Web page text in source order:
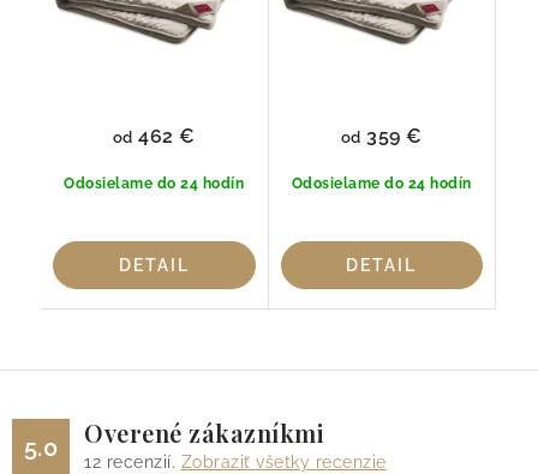
Odosielame do 24 hodín
od 462 €
DETAIL
Odosielame do 24 hodín
od 359 €
DETAIL
5.0 Overené zákazníkmi
12 recenzií. Zobraziť všetky recenzie